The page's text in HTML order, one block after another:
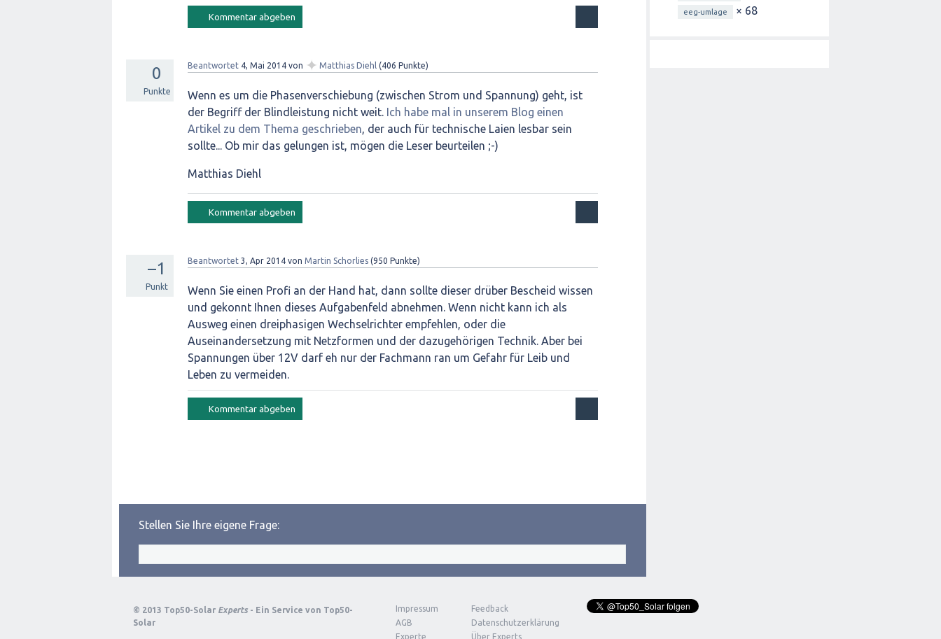
0
Punkte
Beantwortet 4, Mai 2014 von ✦ Matthias Diehl (406 Punkte)
Wenn es um die Phasenverschiebung (zwischen Strom und Spannung) geht, ist
der Begriff der Blindleistung nicht weit. Ich habe mal in unserem Blog einen
Artikel zu dem Thema geschrieben, der auch für technische Laien lesbar sein
sollte... Ob mir das gelungen ist, mögen die Leser beurteilen ;-)
Matthias Diehl
–1
Punkt
Beantwortet 3, Apr 2014 von Martin Schorlies (950 Punkte)
Wenn Sie einen Profi an der Hand hat, dann sollte dieser drüber Bescheid wissen
und gekonnt Ihnen dieses Aufgabenfeld abnehmen. Wenn nicht kann ich als
Ausweg einen dreiphasigen Wechselrichter empfehlen, oder die
Auseinandersetzung mit Netzformen und der dazugehörigen Technik. Aber bei
Spannungen über 12V darf eh nur der Fachmann ran um Gefahr für Leib und
Leben zu vermeiden.
Stellen Sie Ihre eigene Frage:
eeg-umlage × 68
© 2013 Top50-Solar Experts - Ein Service von Top50-
Solar
Impressum
Feedback
AGB
Datenschutzerklärung
Experte
Über Experts